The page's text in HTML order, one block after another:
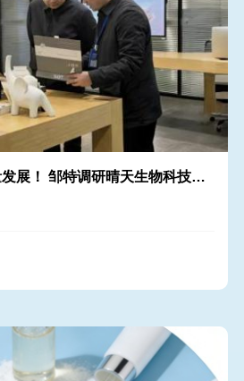
展！ 邹特调研晴天生物科技，
围